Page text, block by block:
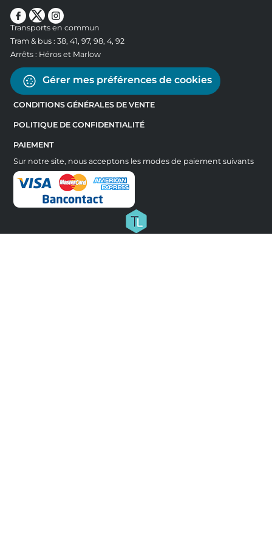
Transports en commun
Tram & bus : 38, 41, 97, 98, 4, 92
Arrêts : Héros et Marlow
Gérer mes préférences de cookies
CONDITIONS GÉNÉRALES DE VENTE
POLITIQUE DE CONFIDENTIALITÉ
PAIEMENT
Sur notre site, nous acceptons les modes de paiement suivants